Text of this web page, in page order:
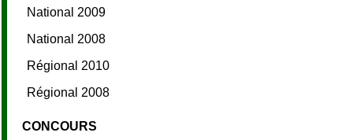
National 2009
National 2008
Régional 2010
Régional 2008
CONCOURS